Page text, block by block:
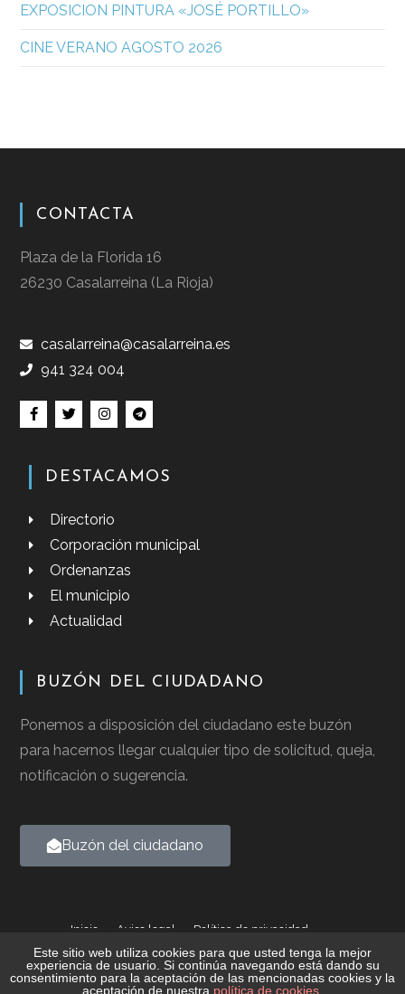
EXPOSICION PINTURA «JOSÉ PORTILLO»
CINE VERANO AGOSTO 2026
CONTACTA
Plaza de la Florida 16
26230 Casalarreina (La Rioja)
casalarreina@casalarreina.es
941 324 004
DESTACAMOS
Directorio
Corporación municipal
Ordenanzas
El municipio
Actualidad
BUZÓN DEL CIUDADANO
Ponemos a disposición del ciudadano este buzón
para hacernos llegar cualquier tipo de solicitud, queja,
notificación o sugerencia.
Buzón del ciudadano
Inicio Aviso legal
Política de privacidad
Política de cookies
2026 © Ayuntamiento de Casalarreina - Todos los derechos
Este sitio web utiliza cookies para que usted tenga la mejor
experiencia de usuario. Si continúa navegando está dando su
consentimiento para la aceptación de las mencionadas cookies y la
aceptación de nuestra política de cookies